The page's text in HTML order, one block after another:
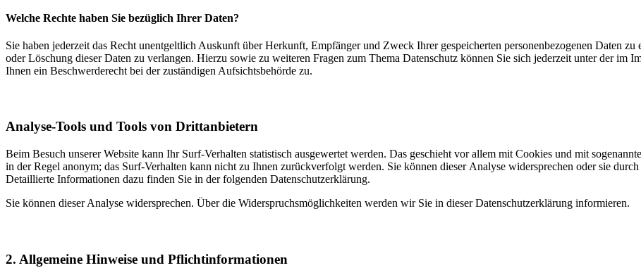
Welche Rechte haben Sie bezüglich Ihrer Daten?
Sie haben jederzeit das Recht unentgeltlich Auskunft über Herkunft, Empfänger und Zweck Ihrer gespeicherten personenbezogenen Daten
oder Löschung dieser Daten zu verlangen. Hierzu sowie zu weiteren Fragen zum Thema Datenschutz können Sie sich jederzeit unter der im
Ihnen ein Beschwerderecht bei der zuständigen Aufsichtsbehörde zu.
Analyse-Tools und Tools von Drittanbietern
Beim Besuch unserer Website kann Ihr Surf-Verhalten statistisch ausgewertet werden. Das geschieht vor allem mit Cookies und mit
in der Regel anonym; das Surf-Verhalten kann nicht zu Ihnen zurückverfolgt werden. Sie können dieser Analyse widersprechen oder sie
Detaillierte Informationen dazu finden Sie in der folgenden Datenschutzerklärung.
Sie können dieser Analyse widersprechen. Über die Widerspruchsmöglichkeiten werden wir Sie in dieser Datenschutzerklärung informieren.
2. Allgemeine Hinweise und Pflichtinformationen